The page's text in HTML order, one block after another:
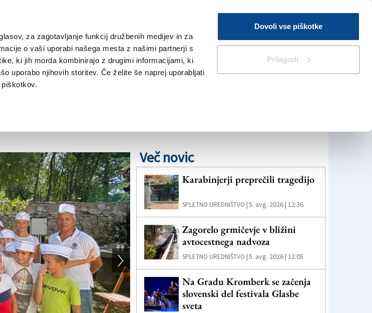
za zagotavljanje funkcij družbenih medijev in za
o vaši uporabi našega mesta z našimi partnerji s
ki jih morda kombinirajo z drugimi informacijami, ki
uporabo njihovih storitev. Če želite še naprej uporabljati
Dovoli vse piškotke
Prilagodi
V Kioskih
Iskanje
GORIŠKA KULTURA ŠPORT ŠE
Več novic
Karabinjerji preprečili tragedijo
SPLETNO UREDNIŠTVO |5. avg. 2026 | 12:36
Zagorelo grmičevje v bližini
avtocestnega nadvoza
SPLETNO UREDNIŠTVO |5. avg. 2026 | 12:05
Na Gradu Kromberk se začenja
slovenski del festivala Glasbe
sveta